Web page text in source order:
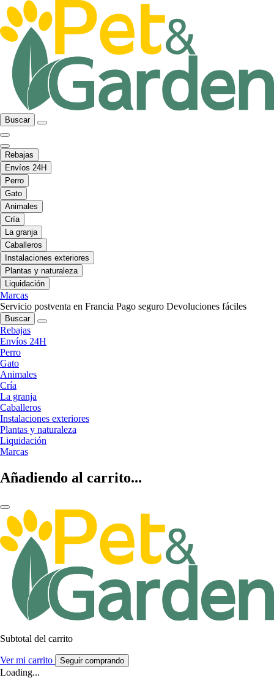
Buscar
Rebajas
Envíos 24H
Perro
Gato
Animales
Cría
La granja
Caballeros
Instalaciones exteriores
Plantas y naturaleza
Liquidación
Marcas
Servicio postventa en Francia Pago seguro Devoluciones fáciles
Buscar
Rebajas
Envíos 24H
Perro
Gato
Animales
Cría
La granja
Caballeros
Instalaciones exteriores
Plantas y naturaleza
Liquidación
Marcas
Añadiendo al carrito...
Subtotal del carrito
Ver mi carrito Seguir comprando
Loading...